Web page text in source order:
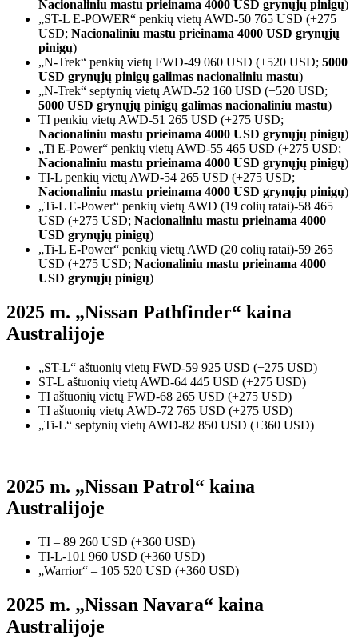
Nacionaliniu mastu prieinama 4000 USD grynųjų pinigų)
„ST-L E-POWER“ penkių vietų AWD-50 765 USD (+275
USD; Nacionaliniu mastu prieinama 4000 USD grynųjų
pinigų)
„N-Trek“ penkių vietų FWD-49 060 USD (+520 USD; 5000
USD grynųjų pinigų galimas nacionaliniu mastu)
„N-Trek“ septynių vietų AWD-52 160 USD (+520 USD;
5000 USD grynųjų pinigų galimas nacionaliniu mastu)
TI penkių vietų AWD-51 265 USD (+275 USD;
Nacionaliniu mastu prieinama 4000 USD grynųjų pinigų)
„Ti E-Power“ penkių vietų AWD-55 465 USD (+275 USD;
Nacionaliniu mastu prieinama 4000 USD grynųjų pinigų)
TI-L penkių vietų AWD-54 265 USD (+275 USD;
Nacionaliniu mastu prieinama 4000 USD grynųjų pinigų)
„Ti-L E-Power“ penkių vietų AWD (19 colių ratai)-58 465
USD (+275 USD; Nacionaliniu mastu prieinama 4000
USD grynųjų pinigų)
„Ti-L E-Power“ penkių vietų AWD (20 colių ratai)-59 265
USD (+275 USD; Nacionaliniu mastu prieinama 4000
USD grynųjų pinigų)
2025 m. „Nissan Pathfinder“ kaina
Australijoje
„ST-L“ aštuonių vietų FWD-59 925 USD (+275 USD)
ST-L aštuonių vietų AWD-64 445 USD (+275 USD)
TI aštuonių vietų FWD-68 265 USD (+275 USD)
TI aštuonių vietų AWD-72 765 USD (+275 USD)
„Ti-L“ septynių vietų AWD-82 850 USD (+360 USD)
2025 m. „Nissan Patrol“ kaina
Australijoje
TI – 89 260 USD (+360 USD)
TI-L-101 960 USD (+360 USD)
„Warrior“ – 105 520 USD (+360 USD)
2025 m. „Nissan Navara“ kaina
Australijoje